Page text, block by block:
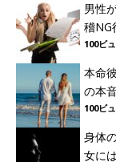
男性
稽NG
100ビ
本命
の本
100ビ
身体
女に